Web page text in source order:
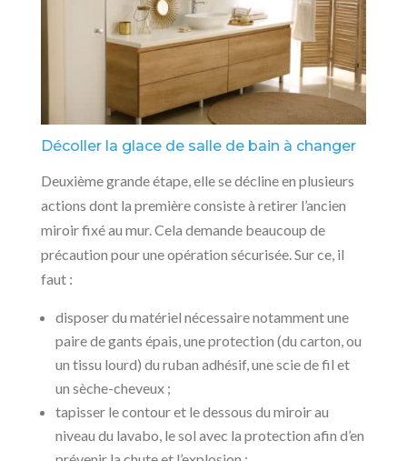
Décoller la glace de salle de bain à changer
Deuxième grande étape, elle se décline en plusieurs
actions dont la première consiste à retirer l’ancien
miroir fixé au mur. Cela demande beaucoup de
précaution pour une opération sécurisée. Sur ce, il
faut :
disposer du matériel nécessaire notamment une
paire de gants épais, une protection (du carton, ou
un tissu lourd) du ruban adhésif, une scie de fil et
un sèche-cheveux ;
tapisser le contour et le dessous du miroir au
niveau du lavabo, le sol avec la protection afin d’en